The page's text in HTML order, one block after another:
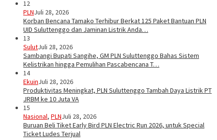
12
PLNJuli 28, 2026
Korban Bencana Tamako Terhibur Berkat 125 Paket Bantuan PLN
UID Suluttenggo dan Jaminan Listrik Anda…
13
SulutJuli 28, 2026
Sambangi Bupati Sangihe, GM PLN Suluttenggo Bahas Sistem
Kelistrikan hingga Pemulihan Pascabencana T…
14
EkuinJuli 28, 2026
Produktivitas Meningkat, PLN Suluttenggo Tambah Daya Listrik PT
JRBM ke 10 Juta VA
15
Nasional, PLNJuli 28, 2026
Buruan Beli Tiket Early Bird PLN Electric Run 2026, untuk Special
Ticket Ludes Terjual